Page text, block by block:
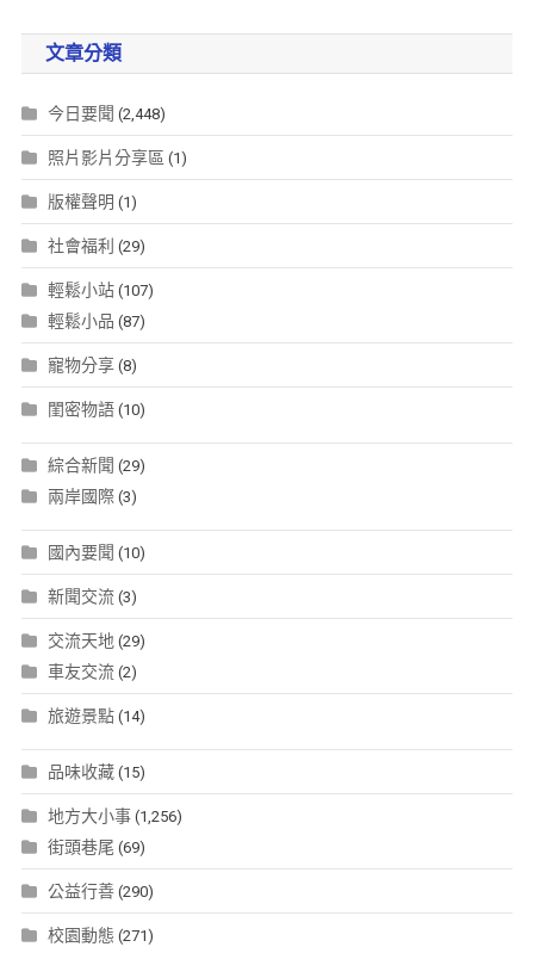
文章分類
今日要聞 (2,448)
照片影片分享區 (1)
版權聲明 (1)
社會福利 (29)
輕鬆小站(107)
輕鬆小品 (87)
寵物分享(8)
閨密物語(10)
綜合新聞 (29)
兩岸國際(3)
國內要聞 (10)
新聞交流(3)
交流天地(29)
車友交流(2)
旅遊景點(14)
品味收藏(15)
地方大小事(1,256)
街頭巷尾 (69)
公益行善(290)
校園動態 (271)